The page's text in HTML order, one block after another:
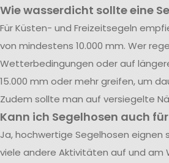
Wie wasserdicht sollte eine
Für Küsten- und Freizeitsegeln
von mindestens 10.000 mm. Wer
Wetterbedingungen oder auf
15.000 mm oder mehr greifen, um
Zudem sollte man auf versiegelte
Kann ich Segelhosen auch
Ja, hochwertige Segelhosen eignen
viele andere Aktivitäten auf und am